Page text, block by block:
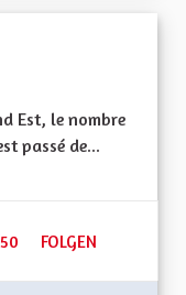
Est, le nombre
passé de...
50 50 FOLLOWER
FOLGEN
DIMINUER LE